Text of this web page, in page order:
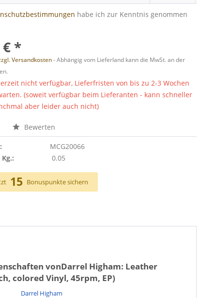
habe ich zur Kenntnis genommen
€ *
Versandkosten- Abhängig vom Lieferland kann die MwSt. an der
nicht verfügbar, Lieferfristen von bis zu 2-3 Wochen
(soweit verfügbar beim Lieferanten - kann schneller
aber leider auch nicht)
Bewerten
MCG20066
0.05
15 Bonuspunkte sichern
vonDarrel Higham: Leather
colored Vinyl, 45rpm, EP)
Darrel Higham